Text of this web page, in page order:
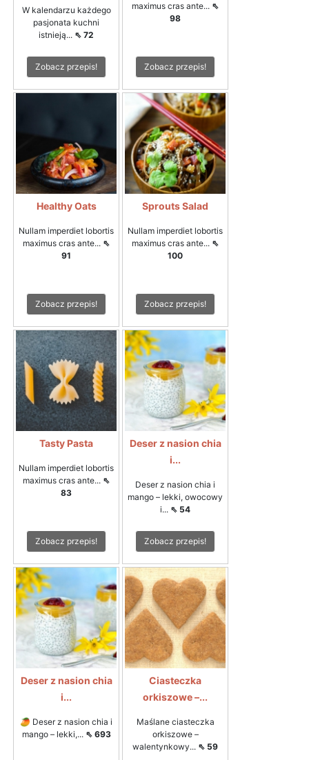
W kalendarzu każdego
pasjonata kuchni
istnieją... ⇖ 72
Zobacz przepis!
maximus cras ante... ⇖
98
Zobacz przepis!
Healthy Oats
Nullam imperdiet lobortis
maximus cras ante... ⇖
91
Zobacz przepis!
Sprouts Salad
Nullam imperdiet lobortis
maximus cras ante... ⇖
100
Zobacz przepis!
Tasty Pasta
Nullam imperdiet lobortis
maximus cras ante... ⇖
83
Zobacz przepis!
Deser z nasion chia
i...
Deser z nasion chia i
mango – lekki, owocowy
i... ⇖ 54
Zobacz przepis!
Deser z nasion chia
i...
🥭 Deser z nasion chia i
mango – lekki,... ⇖ 693
Ciasteczka
orkiszowe –...
Maślane ciasteczka
orkiszowe –
walentynkowy... ⇖ 59